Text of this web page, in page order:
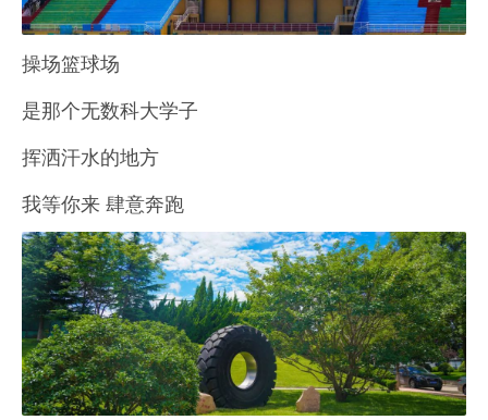
操场篮球场
是那个无数科大学子
挥洒汗水的地方
我等你来 肆意奔跑